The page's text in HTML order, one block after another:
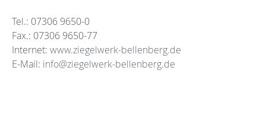
Tel.: 07306 9650-0
Fax.: 07306 9650-77
Internet: www.ziegelwerk-bellenberg.de
E-Mail: info@ziegelwerk-bellenberg.de